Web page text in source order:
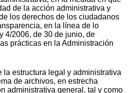
de la acción administrativa y
los derechos de los ciudadanos
en la línea de lo
4/2006, de 30 de junio, de
prácticas en la Administración
la estructura legal y administrativa
de archivos, en estrecha
administrativa general, tal y como